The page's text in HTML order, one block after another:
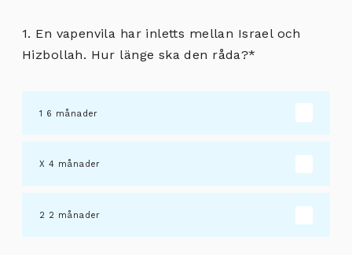
1. En vapenvila har inletts mellan Israel och
Hizbollah. Hur länge ska den råda?*
6 månader
4 månader
2 månader